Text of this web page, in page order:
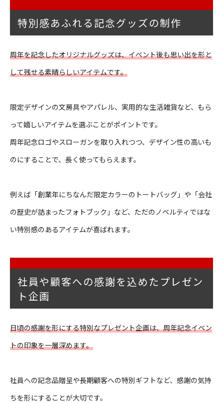
特別感あふれる記念グッズの制作
周年を記念したオリジナルグッズは、イベント後も思い出を形と
して残せる素晴らしいアイテムです。
限定デザインの文房具やアパレル、実用的な生活雑貨など、もら
って嬉しいアイテムを選ぶことがポイントです。
周年記念ロゴやスローガンを取り入れつつ、デザイン性の高いも
のにすることで、長く使ってもらえます。
例えば「創業年にちなんだ限定カラーのトートバッグ」や「会社
の歴史が詰まったフォトブック」など、ただのノベルティではな
い特別感のあるアイテムが喜ばれます。
社員や顧客への感謝を込めたプレゼン
ト企画
日頃の感謝を形にする特別なプレゼント企画は、周年記念イベン
トの印象を一層深めます。
社員への記念品贈呈や長期顧客への特別ギフトなど、感謝の気持
ちを形にすることが大切です。